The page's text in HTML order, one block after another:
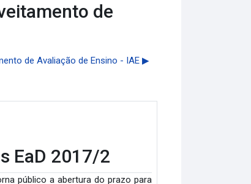
de
de Avaliação de Ensino - IAE ▶︎
EaD 2017/2
público a abertura do prazo para